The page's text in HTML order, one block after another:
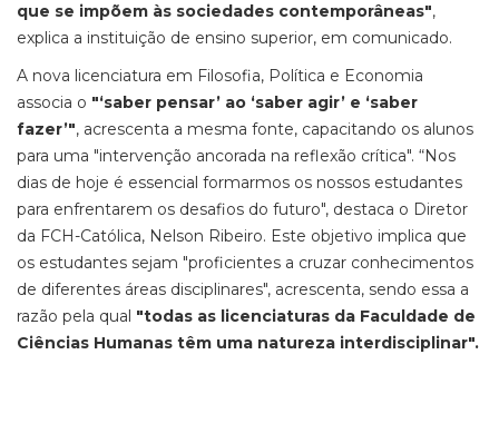
que se impõem às sociedades contemporâneas",
explica a instituição de ensino superior, em comunicado.
A nova licenciatura em Filosofia, Política e Economia
associa o "‘saber pensar’ ao ‘saber agir’ e ‘saber
fazer’", acrescenta a mesma fonte, capacitando os alunos
para uma "intervenção ancorada na reflexão crítica". “Nos
dias de hoje é essencial formarmos os nossos estudantes
para enfrentarem os desafios do futuro", destaca o Diretor
da FCH-Católica, Nelson Ribeiro. Este objetivo implica que
os estudantes sejam "proficientes a cruzar conhecimentos
de diferentes áreas disciplinares", acrescenta, sendo essa a
razão pela qual "todas as licenciaturas da Faculdade de
Ciências Humanas têm uma natureza interdisciplinar".